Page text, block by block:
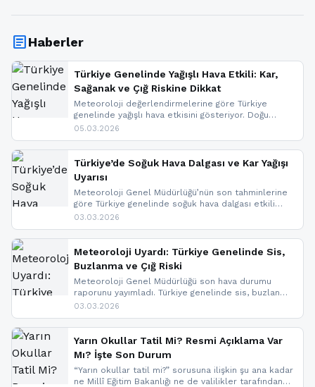
articleHaberler
Türkiye Genelinde Yağışlı Hava Etkili: Kar,
Sağanak ve Çığ Riskine Dikkat
Meteoroloji değerlendirmelerine göre Türkiye
genelinde yağışlı hava etkisini gösteriyor. Doğu
bölgelerinde kar yağışı beklenirken Marmara ve
ise çığ tehlikesi bulunuyor. İç kesimlerde sis ve pus
nedeniyle görüş mesafesinde azalma
yaşanabileceği belirtiliyor.
05.03.2026
Türkiye’de Soğuk Hava Dalgası ve Kar Yağışı
Uyarısı
Meteoroloji Genel Müdürlüğü’nün son tahminlerine
göre Türkiye genelinde soğuk hava dalgası etkili
oluyor. Birçok il için kar yağışı ve buzlanma uyarısı
03.03.2026
Meteoroloji Uyardı: Türkiye Genelinde Sis,
Buzlanma ve Çığ Riski
Meteoroloji Genel Müdürlüğü son hava durumu
raporunu yayımladı. Türkiye genelinde sis, buzlanma
ve don beklenirken Doğu Anadolu ve Doğu
yapıldı. İşte son dakika meteoroloji gelişmeleri.
03.03.2026
Yarın Okullar Tatil Mi? Resmi Açıklama Var
Mı? İşte Son Durum
“Yarın okullar tatil mi?” sorusuna ilişkin şu ana kadar
ne Millî Eğitim Bakanlığı ne de valilikler tarafından